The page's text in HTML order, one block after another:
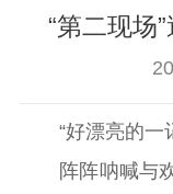
“第二现场
“好漂亮的一
阵阵呐喊与欢